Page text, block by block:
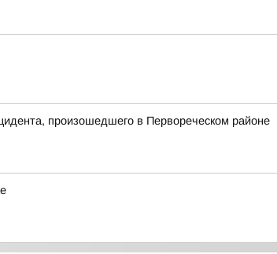
произошедшего в Первореческом районе